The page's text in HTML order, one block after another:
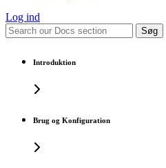
Log ind
Søg
Introduktion
Brug og Konfiguration